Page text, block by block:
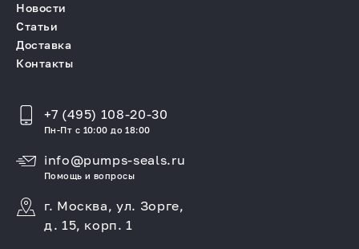
Новости
Статьи
Доставка
Контакты
+7 (495) 108-20-30
Пн-Пт с 10:00 до 18:00
info@pumps-seals.ru
Помощь и вопросы
г. Москва, ул. Зорге,
д. 15, корп. 1